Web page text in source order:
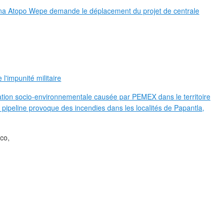
Atopo Wepe demande le déplacement du projet de centrale
l'impunité militaire
socio-environnementale causée par PEMEX dans le territoire
provoque des incendies dans les localités de Papantla,